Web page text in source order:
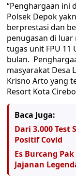
“Penghargaan ini
Polsek Depok
berprestasi dan
penugasan di
tugas unit FPU 11
bulan.
masyarakat Desa
Krisno Arto yang
Resort Kota
Baca Juga:
Dari 3.000 Test
Positif Covid
Es Burcang
Jajanan